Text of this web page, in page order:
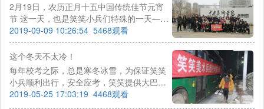
2月19日，农历正月十五中国传统佳节元宵
节 这一天，也是笑笑小兵们特殊的一天——
中央美院开考了 为了这一天，他们与笑笑的
老师共同奋战 为了这一天，他们熬过了无数
个日日夜夜 从来到笑笑的第一天，就梦想着
考入央美
2019-09-09 10:26:54 5468观看
这个冬天不太冷！
每年校考之际，总是寒冬冰雪，为保证笑笑
小兵顺利出行，安全应考，笑笑提供大巴车
每天准点接送学生，从校区到考点，又从考
2019-05-25 17:03:19 4468观看